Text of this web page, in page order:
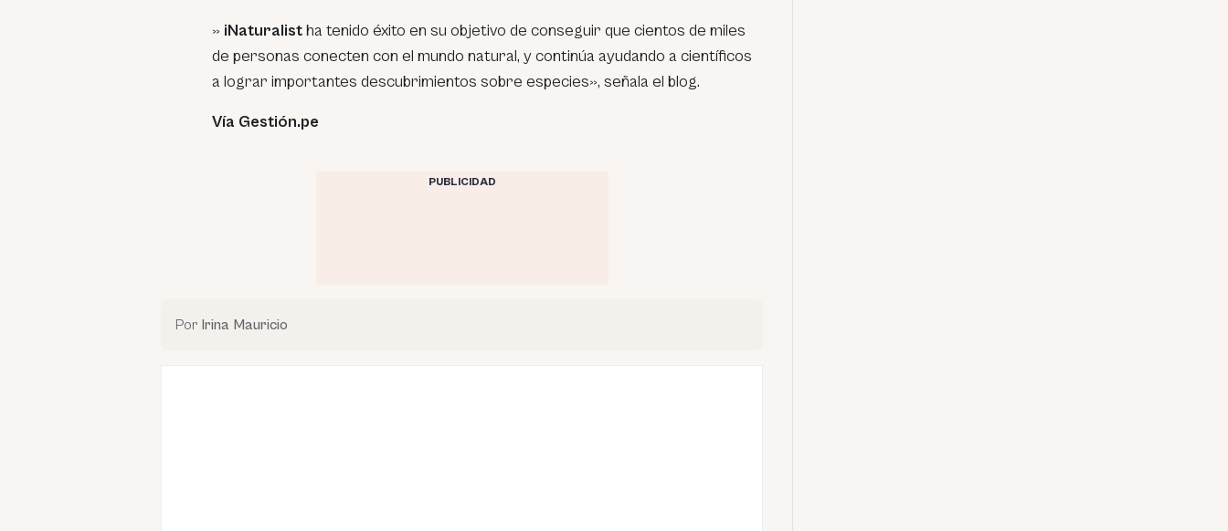
» iNaturalistha tenido éxito en su objetivo de conseguir que cientos de miles
de personas conecten con el mundo natural, y continúa ayudando a científicos
a lograr importantes descubrimientos sobre especies», señala el blog.
Vía Gestión.pe
PUBLICIDAD
Por Irina Mauricio